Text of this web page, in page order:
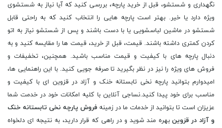
نگهداری و شستشو، قبل از خرید پارچه، بررسی کنید که آیا نیاز به شستشوی
ویژه دارد یا خیر. بهتر است پارچه هایی را انتخاب کنید که به راحتی قابل
شستشو در ماشین لباسشویی یا با دست باشند و پس از شستشو نیاز به اتو
کردن کمتری داشته باشند. قیمت، قبل از خرید، قیمت ها را مقایسه کنید و به
دنبال پارچه های با کیفیت و قیمت مناسب باشید. همچنین، تخفیفات و
فروش های ویژه را نیز در نظر بگیرید تا صرفه جویی کنید. با این راهنمایی ها،
امیدوارم بتوانید پارچه نخی تابستانه خنک و آزاد در قزوین ای با کیفیت و
مناسب برای خود پیدا کنید.نساجی آنلاین با کلیه امکانات خود در خدمت شما
عزیزان است تا بتوانید از خدمات ما در زمینه فروش پارچه نخی تابستانه خنک
و آزاد در قزوینبهره مند شوید و در راهی که قرار دارید، به نتیجه ای دلخواه